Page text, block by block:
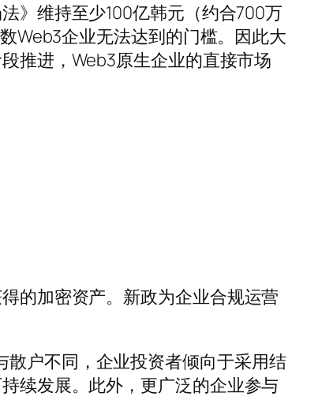
》维持至少100亿韩元（约合700万
Web3企业无法达到的门槛。因此大
推进，Web3原生企业的直接市场
的加密资产。新政为企业合规运营
户不同，企业投资者倾向于采用结
续发展。此外，更广泛的企业参与